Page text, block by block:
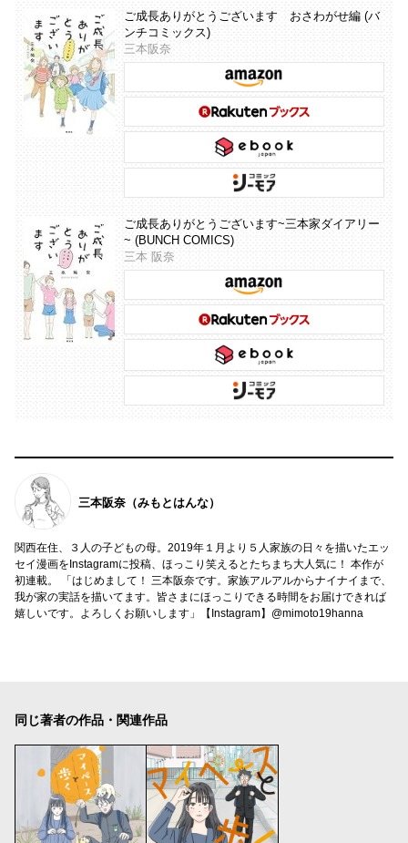
ご成長ありがとうございます おさわがせ編 (バ
ンチコミックス)
三本阪奈
ご成長ありがとうございます~三本家ダイアリー
~ (BUNCH COMICS)
三本 阪奈
三本阪奈（みもとはんな）
関西在住、３人の子どもの母。2019年１月より５人家族の日々を描いたエッ
セイ漫画をInstagramに投稿、ほっこり笑えるとたちまち大人気に！ 本作が
初連載。 「はじめまして！ 三本阪奈です。家族アルアルからナイナイまで、
我が家の実話を描いてます。皆さまにほっこりできる時間をお届けできれば
嬉しいです。よろしくお願いします」【Instagram】@mimoto19hanna
同じ著者の作品・関連作品